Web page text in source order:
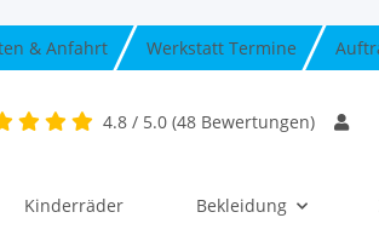
& Anfahrt Werkstatt Termine
4.8 / 5.0 (48 Bewertungen)
Kinderräder Bekleidung